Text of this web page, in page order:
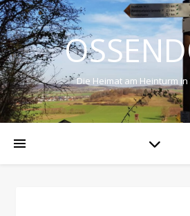
Die Heimat am Heinturm